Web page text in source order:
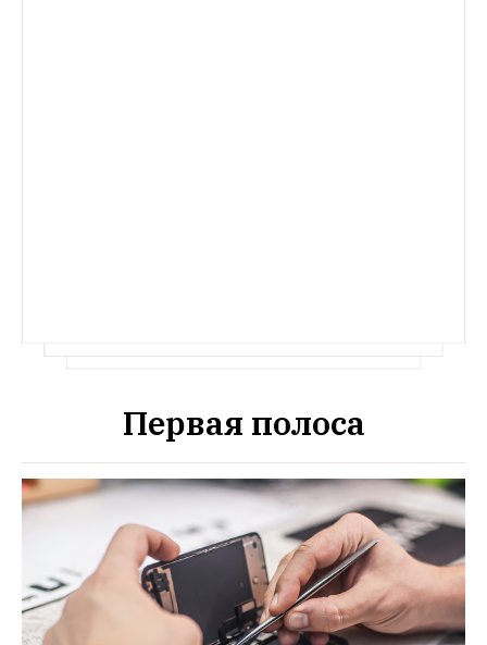
Первая полоса